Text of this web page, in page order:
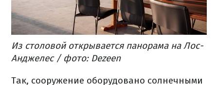
Из столовой открывается панорама на Лос-
Анджелес / фото: Dezeen
Так, сооружение оборудовано солнечными